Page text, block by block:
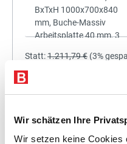
Wir schätzen Ihre
Wir setzen keine Cookies
Statt:1.211,79 € (3%
Preis für alle: